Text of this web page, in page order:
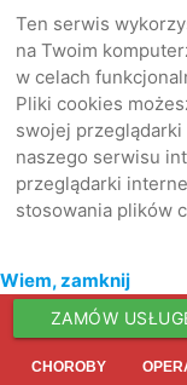
Ten serwis
na Twoim
w celach
Pliki cookies
swojej
naszego serwisu
przeglądarki
stosowania plików
Wiem, zamknij
ZAMÓW
CHOROBY